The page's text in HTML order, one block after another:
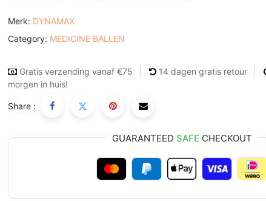
Merk: DYNAMAX
Category: MEDICINE BALLEN
Gratis verzending vanaf €75 14 dagen gratis retour
morgen in huis!
Share :
GUARANTEED SAFE CHECKOUT